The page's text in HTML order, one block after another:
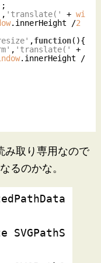
, 'translate(' + wi
.innerHeight /2
,function( ){
, 'translate('
+
.innerHeight /
み取り専用なので
るのかな。